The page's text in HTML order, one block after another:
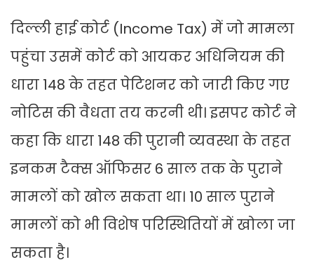
दिल्ली हाई कोर्ट (Income Tax) में जो मामला
पहुंचा उसमें कोर्ट को आयकर अधिनियम की
धारा 148 के तहत पेटिशनर को जारी किए गए
नोटिस की वैधता तय करनी थी। इसपर कोर्ट ने
कहा कि धारा 148 की पुरानी व्यवस्था के तहत
इनकम टैक्स ऑफिसर 6 साल तक के पुराने
मामलों को खोल सकता था। 10 साल पुराने
मामलों को भी विशेष परिस्थितियों में खोला जा
सकता है।